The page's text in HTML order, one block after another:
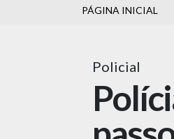
PÁGINA INICIAL
Policial